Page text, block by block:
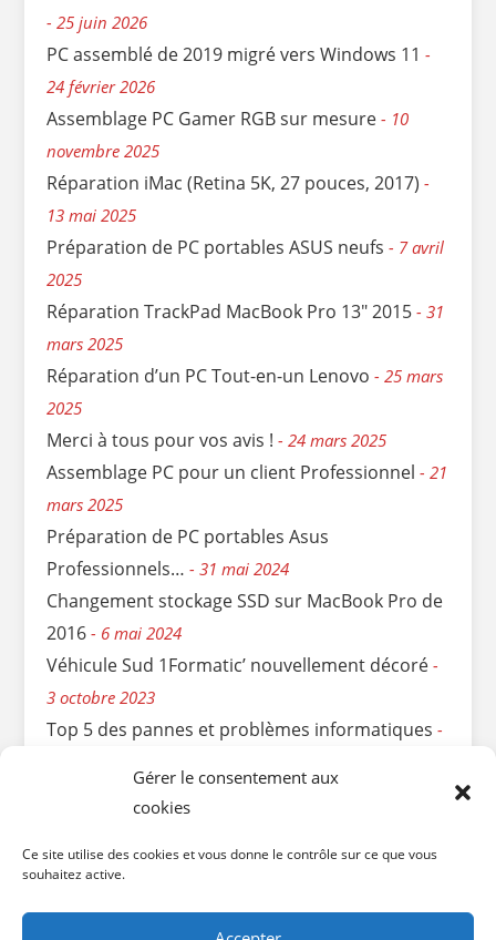
Gérer le consentement aux
cookies
Ce site utilise des cookies et vous donne le contrôle sur ce que vous
souhaitez active.
25 juin 2026
PC assemblé de 2019 migré vers Windows 11
24 février 2026
Assemblage PC Gamer RGB sur mesure
10
novembre 2025
Réparation iMac (Retina 5K, 27 pouces, 2017)
13 mai 2025
Préparation de PC portables ASUS neufs
7 avril
2025
Réparation TrackPad MacBook Pro 13″ 2015
31
mars 2025
Réparation d’un PC Tout-en-un Lenovo
25 mars
2025
Merci à tous pour vos avis ! 24 mars 2025
Assemblage PC pour un client Professionnel
21
mars 2025
Préparation de PC portables Asus
Professionnels…
31 mai 2024
Changement stockage SSD sur MacBook Pro de
2016
6 mai 2024
Véhicule Sud 1Formatic’ nouvellement décoré
3 octobre 2023
Top 5 des pannes et problèmes informatiques
Remplir votre déclaration de revenus pour le